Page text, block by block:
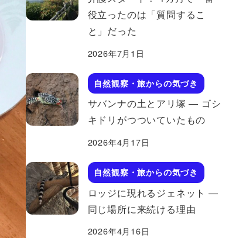
役立ったのは「質問するこ
と」だった
2026年7月1日
自然観察・旅からの気づき
サバンナの土とアリ塚 ― ゴシ
キドリがつついていたもの
2026年4月17日
自然観察・旅からの気づき
ロッジに現れるジェネット ―
同じ場所に来続ける理由
2026年4月16日